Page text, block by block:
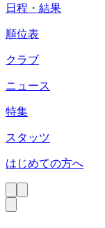
日程・結果
順位表
クラブ
ニュース
特集
スタッツ
はじめての方へ